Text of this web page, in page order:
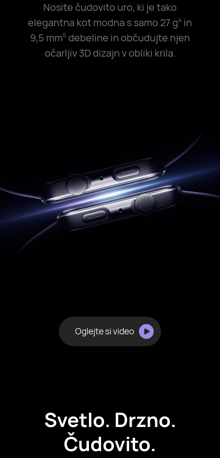
Nosite čudovito uro, ki je tako
elegantna kot modna s samo 27 g4 in
9,5 mm5 debeline in občudujte njen
očarljiv 3D dizajn v obliki krila.
Oglejte si video
Svetlo. Drzno.
Čudovito.